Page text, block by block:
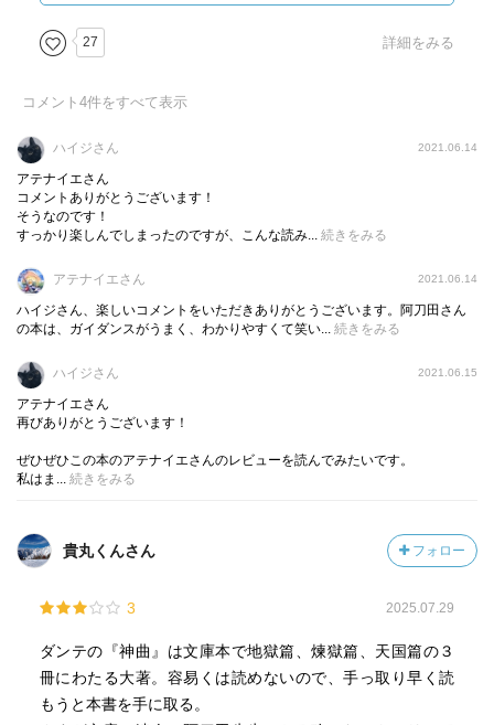
まりにも特別な想いだったので現実には近づかずに心のミ
分に気があるような男性からまったくアプローチがなく、
いているけど、まったくである。ダンテと神の間で完結し
ちゃってる恋を向けられたって困るよね。
どっちにしろベアトリーチェのほうが身分も高く、彼女は
同等の男性と結婚して、しかし24歳で亡くなっている。
る。
『神曲』は、天国にいるベアトリーチェが「迷えるダンテ
を救ってほしい」と頼むことにより始まる。
ダンテ35歳。1300年4月8日夕方から、9日の夕方の出来
の時間とこの世の時間は違う、って考えてよいのだろう。
後、トロイの武将アエネアスが地中海を彷徨い、行き着い
の中で地獄巡りもある。ローマ最大の詩人であるウェルギ
【地獄】
❐地獄の階層
■ダンテ
1265年フィレンツェに生まれる
文学に関心を持ちながら、政治活動にも参加
ナで56歳の生涯を終える
気の毒である
そしてベアトリーチェへの崇高すぎる憧れを持っている
（異常な思い込みの激しい片思いとも言える 生涯でたっ
た2回しか会ってないのに！）
しかし身分違いということもあり、お互い別々の家庭を持
つ
ンテの中でベアトリーチェが純化、美化され非現実的な神
「神曲」はベアトリーチェの恵みを受けて数奇な旅をする
設定となっている
（このようにベアトリーチェはある意味ダンテにより勝手
に神格化されている）
◎地獄篇
「人生のなかばに達し、ふと気がつくと、私はまともな道
からダンテの旅が始まる
ガイド役にもう生きていないローマ最大の詩人、ダンテが
尊敬するウェルギリウスという設定
地獄は罪状により九層を構成している
27 詳細をみる
コメント 4件をすべて表示
ハイジさん 2021.06.14
アテナイエさん
コメントありがとうございます！
そうなのです！
すっかり楽しんでしまったのですが、こんな読み... 続きをみる
アテナイエさん 2021.06.14
ハイジさん、楽しいコメントをいただきありがとうございます。阿刀田さん
の本は、ガイダンスがうまく、わかりやすくて笑い... 続きをみる
ハイジさん 2021.06.15
アテナイエさん
再びありがとうございます！
ぜひぜひこの本のアテナイエさんのレビューを読んでみたいです。
私はま... 続きをみる
貴丸くんさん フォロー
3 2025.07.29
ダンテの『神曲』は文庫本で地獄篇、煉獄篇、天国篇の３
冊にわたる大著。容易くは読めないので、手っ取り早く読
もうと本書を手に取る。